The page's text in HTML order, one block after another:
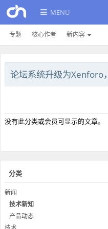
MENU
专题 核心作者 新内容
论坛系统升级为Xenforo
没有此分类或会员可显示的文章。
分类
新闻
技术新知
产品动态